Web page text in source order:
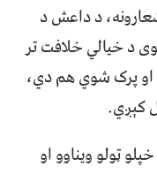
د داعش د
د خیالي خلافت تر
پرک شوي هم دي،
کېږي.
ټولو ویناوو او